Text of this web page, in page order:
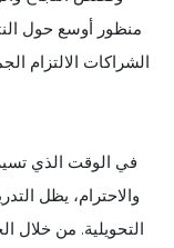
منظور أوسع حول
الشراكات الالتزام
في الوقت الذي
والاحترام، يظل
التحويلية. من خلال